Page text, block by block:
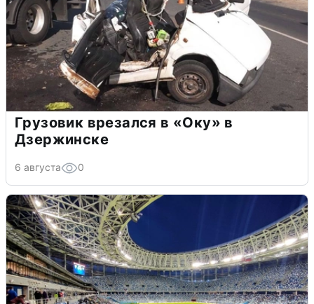
Грузовик врезался в «Оку» в
Дзержинске
6 августа 0